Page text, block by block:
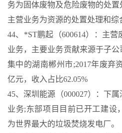
务为固体废物及危险废物的处
主营业务为资源的处置处理和综
44、*ST鹏起（600614）：主
业务，主要业务贡献来源于子
集中的湖南郴州市;2017年废弃
亿元，收入占比62.05%
45、深圳能源（000027）：下
业务;东部项目目前已开工建设
为世界最大的垃圾焚烧发电厂。